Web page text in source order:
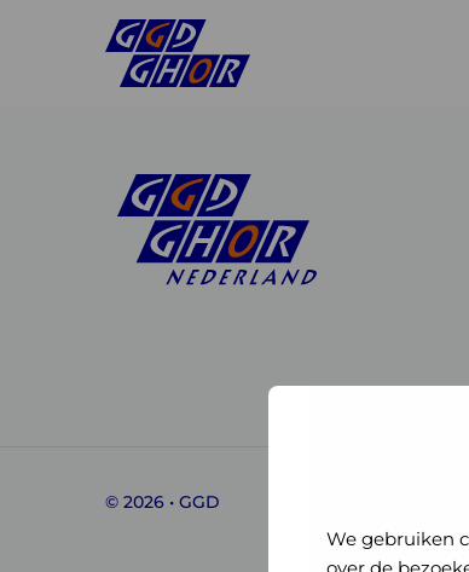
We gebruiken
over de
GHORGHOR
Nederland
© 2026 • GGD